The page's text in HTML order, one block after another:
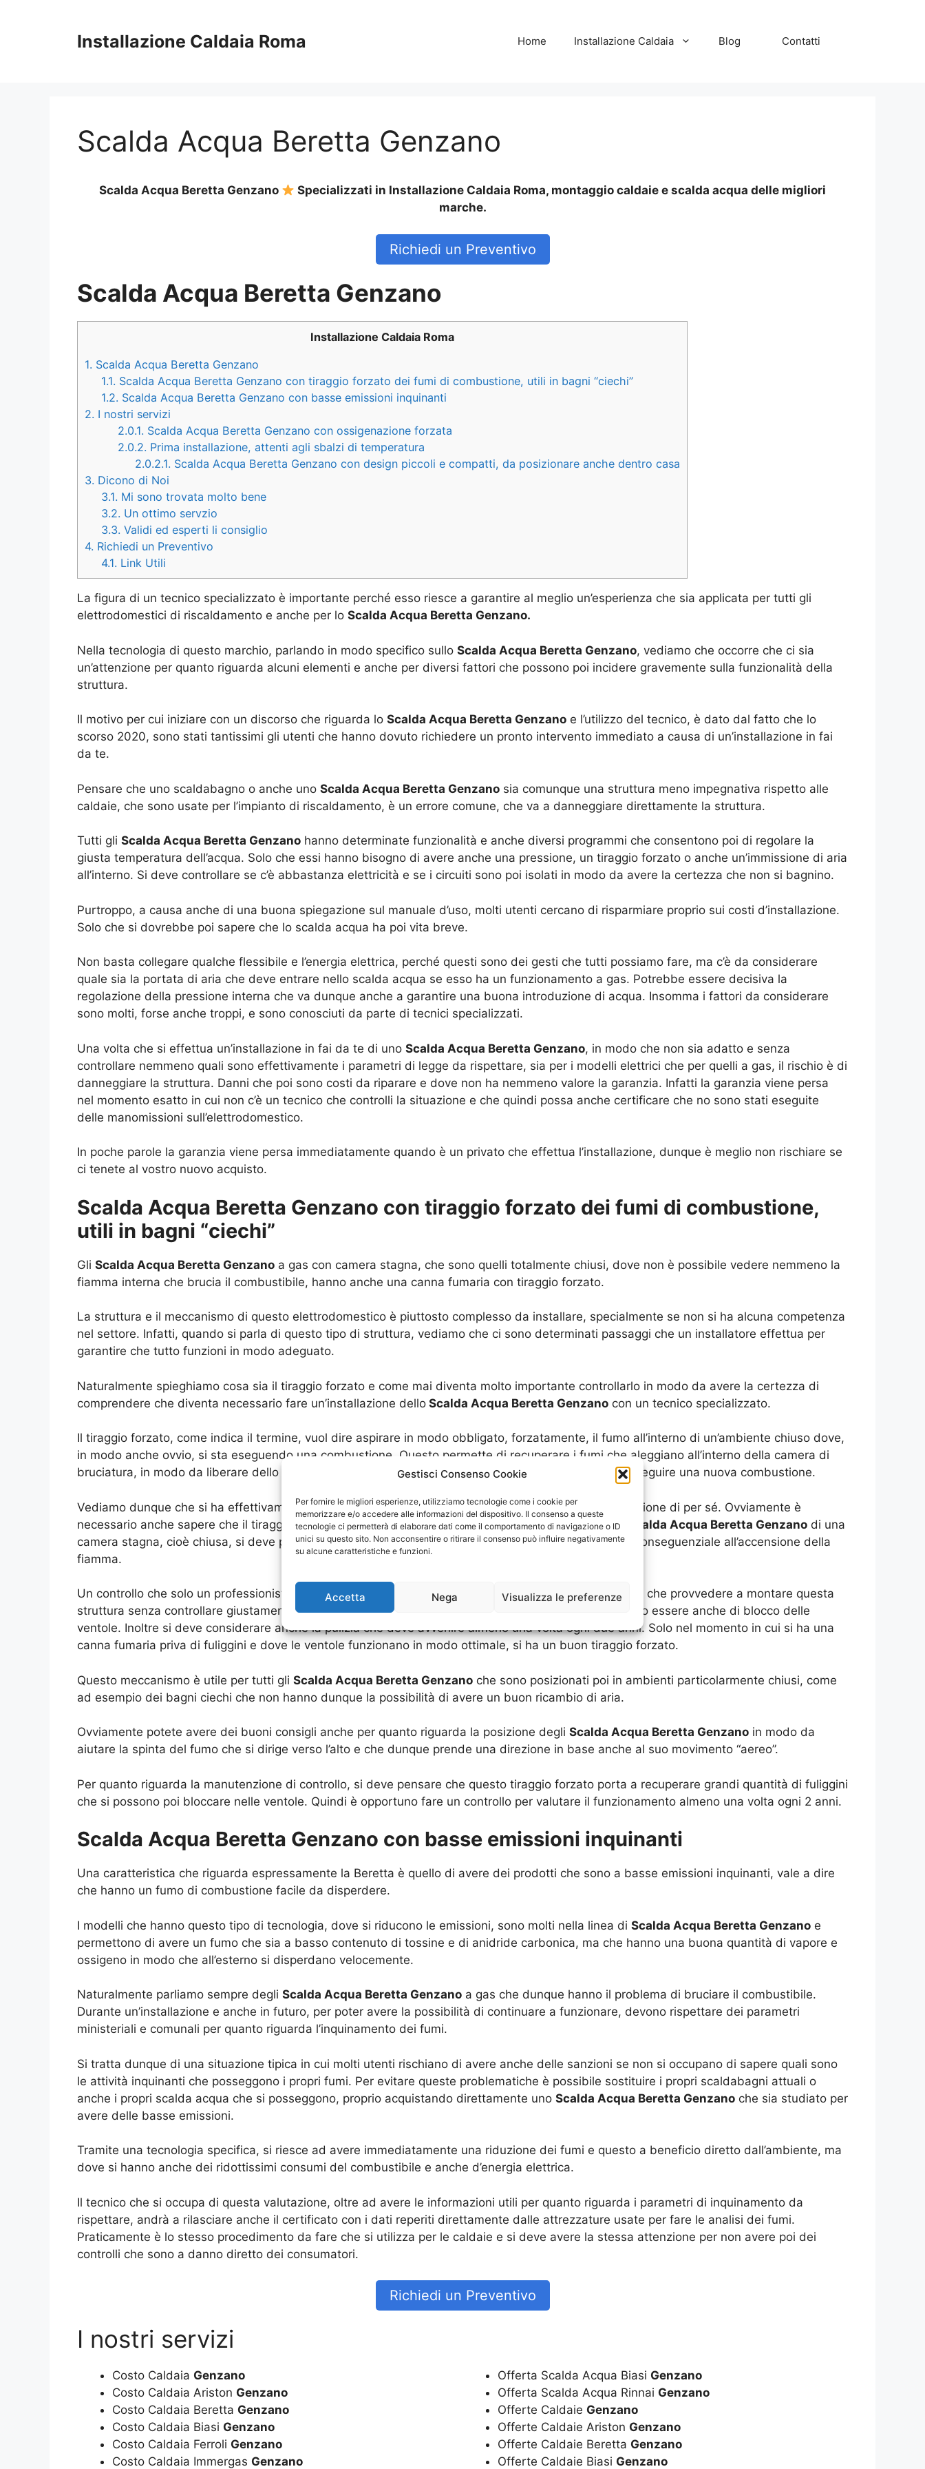
Gestisci Consenso Cookie
Per fornire le migliori esperienze, utilizziamo tecnologie come i cookie per
memorizzare e/o accedere alle informazioni del dispositivo. Il consenso a queste
tecnologie ci permetterà di elaborare dati come il comportamento di navigazione o ID
unici su questo sito. Non acconsentire o ritirare il consenso può influire negativamente
su alcune caratteristiche e funzioni.
Accetta Nega Visualizza le preferenze
Installazione Caldaia Roma Home Installazione Caldaia Blog Contatti
Scalda Acqua Beretta Genzano
Scalda Acqua Beretta Genzano
Specializzati in Installazione Caldaia Roma, montaggio caldaie e scalda acqua delle migliori
marche.
Richiedi un Preventivo
Scalda Acqua Beretta Genzano
Installazione Caldaia Roma
1. Scalda Acqua Beretta Genzano
1.1. Scalda Acqua Beretta Genzano con tiraggio forzato dei fumi di combustione, utili in bagni “ciechi”
1.2. Scalda Acqua Beretta Genzano con basse emissioni inquinanti
2. I nostri servizi
2.0.1. Scalda Acqua Beretta Genzano con ossigenazione forzata
2.0.2. Prima installazione, attenti agli sbalzi di temperatura
2.0.2.1. Scalda Acqua Beretta Genzano con design piccoli e compatti, da posizionare anche dentro casa
3. Dicono di Noi
3.1. Mi sono trovata molto bene
3.2. Un ottimo servzio
3.3. Validi ed esperti li consiglio
4. Richiedi un Preventivo
4.1. Link Utili
La figura di un tecnico specializzato è importante perché esso riesce a garantire al meglio un’esperienza che sia applicata per tutti gli
elettrodomestici di riscaldamento e anche per lo Scalda Acqua Beretta Genzano.
Nella tecnologia di questo marchio, parlando in modo specifico sullo Scalda Acqua Beretta Genzano, vediamo che occorre che ci sia
un’attenzione per quanto riguarda alcuni elementi e anche per diversi fattori che possono poi incidere gravemente sulla funzionalità della
struttura.
Il motivo per cui iniziare con un discorso che riguarda lo Scalda Acqua Beretta Genzano e l’utilizzo del tecnico, è dato dal fatto che lo
scorso 2020, sono stati tantissimi gli utenti che hanno dovuto richiedere un pronto intervento immediato a causa di un’installazione in fai
da te.
Pensare che uno scaldabagno o anche uno Scalda Acqua Beretta Genzano sia comunque una struttura meno impegnativa rispetto alle
caldaie, che sono usate per l’impianto di riscaldamento, è un errore comune, che va a danneggiare direttamente la struttura.
Tutti gli Scalda Acqua Beretta Genzano hanno determinate funzionalità e anche diversi programmi che consentono poi di regolare la
giusta temperatura dell’acqua. Solo che essi hanno bisogno di avere anche una pressione, un tiraggio forzato o anche un’immissione di aria
all’interno. Si deve controllare se c’è abbastanza elettricità e se i circuiti sono poi isolati in modo da avere la certezza che non si bagnino.
Purtroppo, a causa anche di una buona spiegazione sul manuale d’uso, molti utenti cercano di risparmiare proprio sui costi d’installazione.
Solo che si dovrebbe poi sapere che lo scalda acqua ha poi vita breve.
Non basta collegare qualche flessibile e l’energia elettrica, perché questi sono dei gesti che tutti possiamo fare, ma c’è da considerare
quale sia la portata di aria che deve entrare nello scalda acqua se esso ha un funzionamento a gas. Potrebbe essere decisiva la
regolazione della pressione interna che va dunque anche a garantire una buona introduzione di acqua. Insomma i fattori da considerare
sono molti, forse anche troppi, e sono conosciuti da parte di tecnici specializzati.
Una volta che si effettua un’installazione in fai da te di uno Scalda Acqua Beretta Genzano, in modo che non sia adatto e senza
controllare nemmeno quali sono effettivamente i parametri di legge da rispettare, sia per i modelli elettrici che per quelli a gas, il rischio è di
danneggiare la struttura. Danni che poi sono costi da riparare e dove non ha nemmeno valore la garanzia. Infatti la garanzia viene persa
nel momento esatto in cui non c’è un tecnico che controlli la situazione e che quindi possa anche certificare che no sono stati eseguite
delle manomissioni sull’elettrodomestico.
In poche parole la garanzia viene persa immediatamente quando è un privato che effettua l’installazione, dunque è meglio non rischiare se
ci tenete al vostro nuovo acquisto.
Scalda Acqua Beretta Genzano con tiraggio forzato dei fumi di combustione,
utili in bagni “ciechi”
Gli Scalda Acqua Beretta Genzano a gas con camera stagna, che sono quelli totalmente chiusi, dove non è possibile vedere nemmeno la
fiamma interna che brucia il combustibile, hanno anche una canna fumaria con tiraggio forzato.
La struttura e il meccanismo di questo elettrodomestico è piuttosto complesso da installare, specialmente se non si ha alcuna competenza
nel settore. Infatti, quando si parla di questo tipo di struttura, vediamo che ci sono determinati passaggi che un installatore effettua per
garantire che tutto funzioni in modo adeguato.
Naturalmente spieghiamo cosa sia il tiraggio forzato e come mai diventa molto importante controllarlo in modo da avere la certezza di
comprendere che diventa necessario fare un’installazione dello Scalda Acqua Beretta Genzano con un tecnico specializzato.
Il tiraggio forzato, come indica il termine, vuol dire aspirare in modo obbligato, forzatamente, il fumo all’interno di un’ambiente chiuso dove,
in modo anche ovvio, si sta eseguendo una combustione. Questo permette di recuperare i fumi che aleggiano all’interno della camera di
bruciatura, in modo da liberare dello spazio interno, si sparano poi fuori e si fa entrare aria utile a proseguire una nuova combustione.
Vediamo dunque che si ha effettivamente un ottimo supporto per tutto quello che riguarda la combustione di per sé. Ovviamente è
necessario anche sapere che il tiraggio forzato avviene tramite delle ventole. Quando si monta uno
Scalda Acqua Beretta Genzano di una
camera stagna, cioè chiusa, si deve provvedere a controllare che queste ventole funzionino in modo conseguenziale all’accensione della
fiamma.
Un controllo che solo un professionista, tramite anche delle videoispezioni, potrà effettuare. Un utente che provvedere a montare questa
struttura senza controllare giustamente la situazione, va dunque a provocare dei problemi che possono essere anche di blocco delle
ventole. Inoltre si deve considerare anche la pulizia che deve avvenire almeno una volta ogni due anni. Solo nel momento in cui si ha una
canna fumaria priva di fuliggini e dove le ventole funzionano in modo ottimale, si ha un buon tiraggio forzato.
Questo meccanismo è utile per tutti gli Scalda Acqua Beretta Genzano che sono posizionati poi in ambienti particolarmente chiusi, come
ad esempio dei bagni ciechi che non hanno dunque la possibilità di avere un buon ricambio di aria.
Ovviamente potete avere dei buoni consigli anche per quanto riguarda la posizione degli Scalda Acqua Beretta Genzano in modo da
aiutare la spinta del fumo che si dirige verso l’alto e che dunque prende una direzione in base anche al suo movimento “aereo”.
Per quanto riguarda la manutenzione di controllo, si deve pensare che questo tiraggio forzato porta a recuperare grandi quantità di fuliggini
che si possono poi bloccare nelle ventole. Quindi è opportuno fare un controllo per valutare il funzionamento almeno una volta ogni 2 anni.
Scalda Acqua Beretta Genzano con basse emissioni inquinanti
Una caratteristica che riguarda espressamente la Beretta è quello di avere dei prodotti che sono a basse emissioni inquinanti, vale a dire
che hanno un fumo di combustione facile da disperdere.
I modelli che hanno questo tipo di tecnologia, dove si riducono le emissioni, sono molti nella linea di Scalda Acqua Beretta Genzano e
permettono di avere un fumo che sia a basso contenuto di tossine e di anidride carbonica, ma che hanno una buona quantità di vapore e
ossigeno in modo che all’esterno si disperdano velocemente.
Naturalmente parliamo sempre degli Scalda Acqua Beretta Genzano a gas che dunque hanno il problema di bruciare il combustibile.
Durante un’installazione e anche in futuro, per poter avere la possibilità di continuare a funzionare, devono rispettare dei parametri
ministeriali e comunali per quanto riguarda l’inquinamento dei fumi.
Si tratta dunque di una situazione tipica in cui molti utenti rischiano di avere anche delle sanzioni se non si occupano di sapere quali sono
le attività inquinanti che posseggono i propri fumi. Per evitare queste problematiche è possibile sostituire i propri scaldabagni attuali o
anche i propri scalda acqua che si posseggono, proprio acquistando direttamente uno Scalda Acqua Beretta Genzano che sia studiato per
avere delle basse emissioni.
Tramite una tecnologia specifica, si riesce ad avere immediatamente una riduzione dei fumi e questo a beneficio diretto dall’ambiente, ma
dove si hanno anche dei ridottissimi consumi del combustibile e anche d’energia elettrica.
Il tecnico che si occupa di questa valutazione, oltre ad avere le informazioni utili per quanto riguarda i parametri di inquinamento da
rispettare, andrà a rilasciare anche il certificato con i dati reperiti direttamente dalle attrezzature usate per fare le analisi dei fumi.
Praticamente è lo stesso procedimento da fare che si utilizza per le caldaie e si deve avere la stessa attenzione per non avere poi dei
controlli che sono a danno diretto dei consumatori.
Richiedi un Preventivo
I nostri servizi
Costo Caldaia Genzano
Costo Caldaia Ariston Genzano
Costo Caldaia Beretta Genzano
Costo Caldaia Biasi Genzano
Costo Caldaia Ferroli Genzano
Costo Caldaia Immergas Genzano
Offerta Scalda Acqua Biasi Genzano
Offerta Scalda Acqua Rinnai Genzano
Offerte Caldaie Genzano
Offerte Caldaie Ariston Genzano
Offerte Caldaie Beretta Genzano
Offerte Caldaie Biasi Genzano